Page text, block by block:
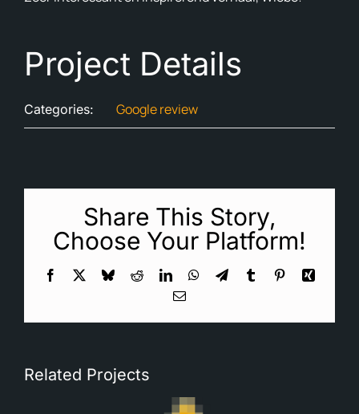
Project Details
Categories: Google review
Share This Story,
Choose Your Platform!
Facebook BlueskyRedditLinkedInWhatsApp
TelegramTumblr PinterestXing
Email
Related Projects